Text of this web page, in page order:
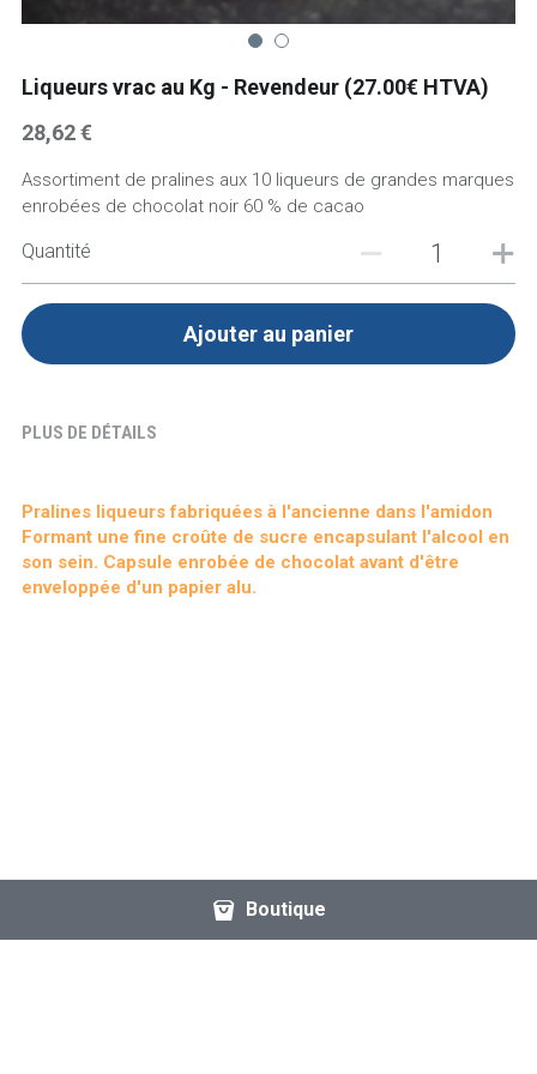
+ 32(0)477.677.417
Liqueurs vrac au Kg - Revendeur (27.00€ HTVA)
28,62 €
Assortiment de pralines aux 10 liqueurs de grandes marques
enrobées de chocolat noir 60 % de cacao
Quantité
Ajouter au panier
PLUS DE DÉTAILS
Pralines liqueurs fabriquées à l'ancienne dans l'amidon
Formant une fine croûte de sucre encapsulant l'alcool en
son sein. Capsule enrobée de chocolat avant d'être
enveloppée d'un papier alu.
Boutique